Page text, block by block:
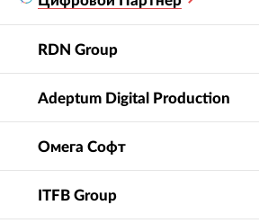
RDN Group
Adeptum Digital Production
Омега Софт
ITFB Group